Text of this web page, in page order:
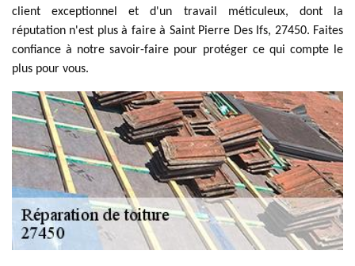
client exceptionnel et d'un travail méticuleux, dont la
réputation n'est plus à faire à Saint Pierre Des Ifs, 27450. Faites
confiance à notre savoir-faire pour protéger ce qui compte le
plus pour vous.